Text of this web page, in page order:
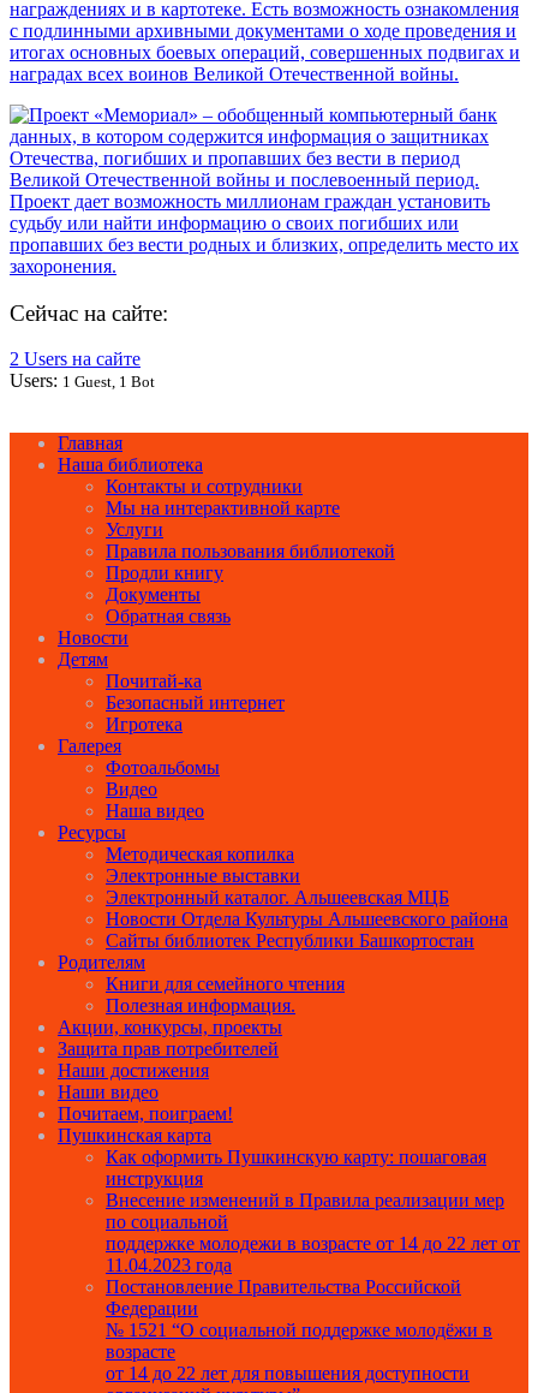
Сейчас на сайте:
2 Users на сайте
Users: 1 Guest, 1 Bot
Главная
Наша библиотека
Контакты и сотрудники
Мы на интерактивной карте
Услуги
Правила пользования библиотекой
Продли книгу
Документы
Обратная связь
Новости
Детям
Почитай-ка
Безопасный интернет
Игротека
Галерея
Фотоальбомы
Видео
Наша видео
Ресурсы
Методическая копилка
Электронные выставки
Электронный каталог. Альшеевская МЦБ
Новости Отдела Культуры Альшеевского района
Сайты библиотек Республики Башкортостан
Родителям
Книги для семейного чтения
Полезная информация.
Акции, конкурсы, проекты
Защита прав потребителей
Наши достижения
Наши видео
Почитаем, поиграем!
Пушкинская карта
Как оформить Пушкинскую карту: пошаговая
инструкция
Внесение изменений в Правила реализации мер
по социальной
поддержке молодежи в возрасте от 14 до 22 лет от
11.04.2023 года
Постановление Правительства Российской
Федерации
№ 1521 “О социальной поддержке молодёжи в
возрасте
от 14 до 22 лет для повышения доступности